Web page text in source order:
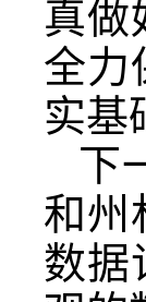
真做
全力
实基
下
和州
数据